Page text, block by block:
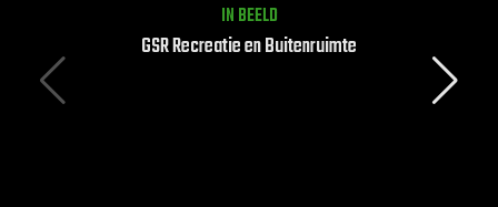
IN BEELD
GSR Recreatie en Buitenruimte